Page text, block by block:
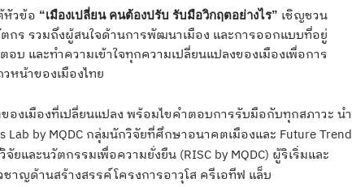
วข้อ “เมืองเปลี่ยน คนต้องปรับ รับมือวิกฤตอย่างไร” เชิญชวน
ร รวมถึงผู้สนใจด้านการพัฒนาเมือง และการออกแบบที่อยู่
บ และทำความเข้าใจทุกความเปลี่ยนแปลงของเมืองเพื่อการ
หน้าของเมืองไทย
งเมืองที่เปลี่ยนแปลง พร้อมไขคำตอบการรับมือกับทุกสภาวะ นำ
by MQDC กลุ่มนักวิจัยที่ศึกษาอนาคตเมืองและ Future Trend
ละนวัตกรรมเพื่อความยั่งยืน (RISC by MQDC) ผู้ริเริ่มและ
าญด้านสร้างสรรค์โครงการอาวุโส ครีเอทีฟ แล็บ